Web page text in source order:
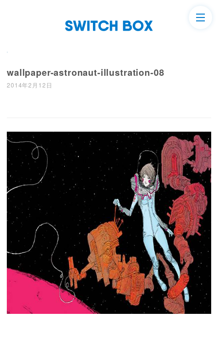
wallpaper-astronaut-illustration-08
2014年2月12日